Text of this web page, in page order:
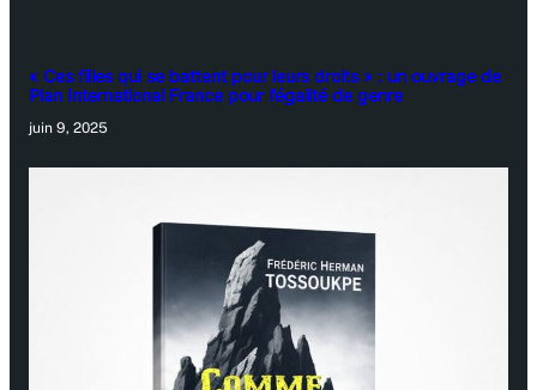
« Ces filles qui se battent pour leurs droits » : un ouvrage de
Plan International France pour l’égalité de genre
juin 9, 2025